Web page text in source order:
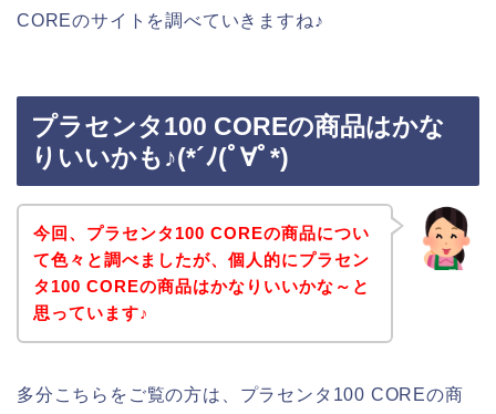
COREのサイトを調べていきますね♪
プラセンタ100 COREの商品はかな
りいいかも♪(*´ﾉ(ﾟ∀ﾟ*)
今回、プラセンタ100 COREの商品につい
て色々と調べましたが、個人的にプラセン
タ100 COREの商品はかなりいいかな～と
思っています♪
多分こちらをご覧の方は、プラセンタ100 COREの商